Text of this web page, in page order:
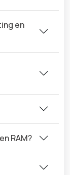
en
RAM?